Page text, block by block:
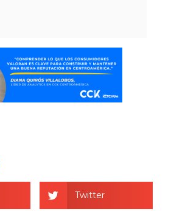
Twitter